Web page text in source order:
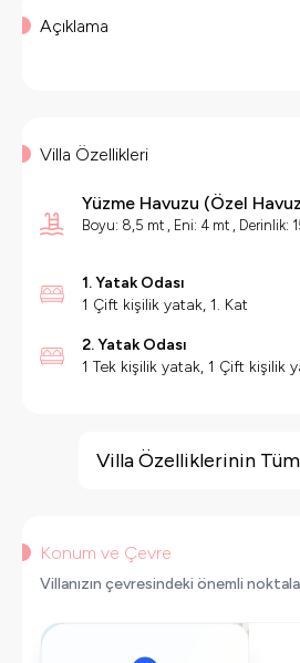
Açıklama
Villa Özellikleri
Yüzme Havuzu (Özel Havuz
Boyu: 8,5 mt , Eni: 4 mt , Derinlik:
1. Yatak Odası
1 Çift kişilik yatak, 1. Kat
2. Yatak Odası
1 Tek kişilik yatak, 1 Çift kişilik
Doğa Manzaralı
Salıncak
Saç Kurutma Makinası
Villa Özelliklerinin
Konum ve Çevre
Villanızın çevresindeki önemli